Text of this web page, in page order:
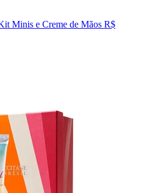
Minis e Creme de Mãos R$